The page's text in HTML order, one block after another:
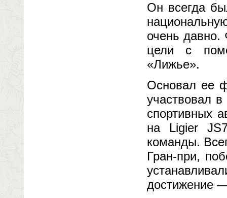
Он всегда
очень давно.
цели с
«Лижье».
Основал ее
участвовал
спортивных
на Ligier
команды.
Гран-при,
достижение